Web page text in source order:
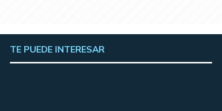
TE PUEDE INTERESAR